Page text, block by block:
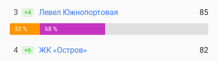
3 +4 Левел Южнопортовая 85
32 % 68 %
4 +6 ЖК «Остров» 82